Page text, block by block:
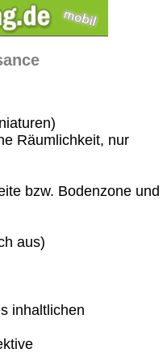
Räumlichkeit, nur
bzw. Bodenzone und
aus)
inhaltlichen